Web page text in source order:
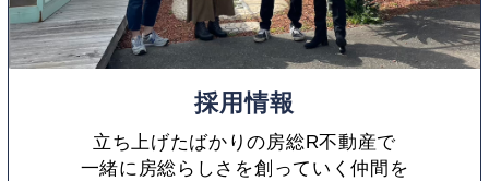
採用情報
立ち上げたばかりの房総R不動産で
一緒に房総らしさを創っていく仲間を